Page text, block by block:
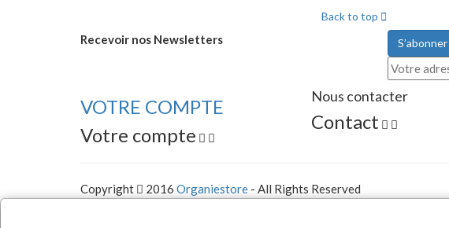
Back to top 
Recevoir nos Newsletters
VOTRE COMPTE
Votre compte  
Nous contacter
Contact  
Copyright 2016 Organiestore - All Rights Reserved